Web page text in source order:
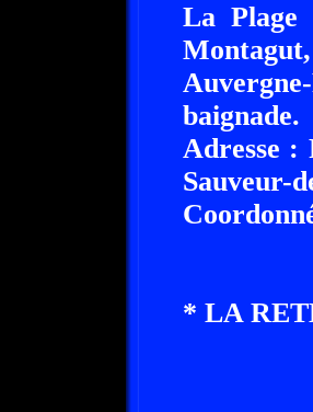
La Plage
baignade.
Adresse :
Sauveur-
* LA